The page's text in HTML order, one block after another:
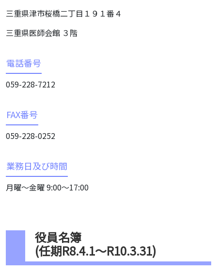
三重県津市桜橋二丁目１９１番４
三重県医師会館 ３階
電話番号
059-228-7212
FAX番号
059-228-0252
業務日及び時間
月曜〜金曜 9:00〜17:00
役員名簿
(任期R8.4.1～R10.3.31)